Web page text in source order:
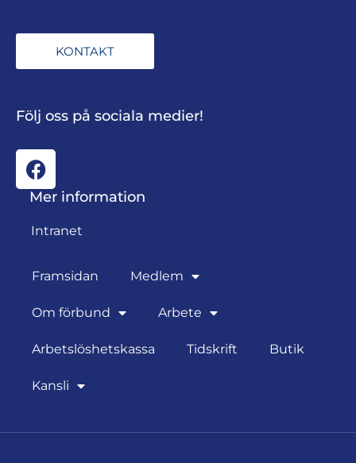
KONTAKT
Följ oss på sociala medier!
Mer information
Intranet
Framsidan Medlem
Om förbund Arbete
Arbetslöshetskassa Tidskrift Butik
Kansli